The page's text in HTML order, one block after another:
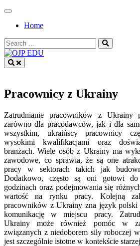
Skip
contentHome
Search
for:
Pracownicy z Ukrainy
Zatrudnianie pracowników z Ukrainy
zarówno dla pracodawców, jak i dla
wszystkim, ukraińscy pracownicy
wysokimi kwalifikacjami oraz
branżach. Wiele osób z Ukrainy ma
zawodowe, co sprawia, że są one
pracy w sektorach takich jak
Dodatkowo, często są oni gotowi
godzinach oraz podejmowania się
wartość na rynku pracy. Kolejną
pracowników z Ukrainy zna język polski
komunikację w miejscu pracy.
Ukrainy może również pomóc w
związanych z niedoborem siły roboczej
jest szczególnie istotne w kontekście